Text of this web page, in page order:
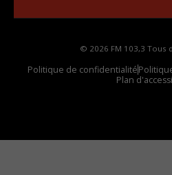
© 2026 FM 103,3 Tous
Politique de confidentialité
Plan